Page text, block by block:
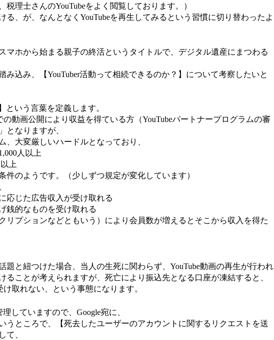
税理士さんのYouTubeをよく閲覧しております。）
る、が、なんとなくYouTubeを再生してみるという習慣に切り替わったよ
マホから始まる親子の終活というタイトルで、デジタル遺産にまつわる
み込み、【YouTuber活動って相続できるのか？】について考察したいと
という言葉を定義します。
の動画公開により収益を得ている方（YouTubeパートナープログラムの審
となりますが、
、大変厳しいハードルとなっており、
人以上
上
件のようです。（少しずつ規定が変化しています）
応じた広告収入が受け取れる
銭的なものを受け取れる
リプションなどともいう）により会員数が増えるとそこから収入を得た
題と紐つけた場合、当人の生死に関わらず、YouTube動画の再生が行われ
ることが考えられますが、死亡により振込先となる口座が凍結すると、
け取れない、という事態になります。
理していますので、Google宛に、
うところで、【死去したユーザーのアカウントに関するリクエストを送
て、